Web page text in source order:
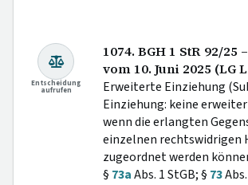
Entscheidung
aufrufen
1074. BGH 1 StR 92/25
vom 10. Juni 2025 (LG
Erweiterte Einziehung
Einziehung: keine
wenn die erlangten
einzelnen rechtswidrigen
zugeordnet werden
§ 73aAbs. 1 StGB; § 73